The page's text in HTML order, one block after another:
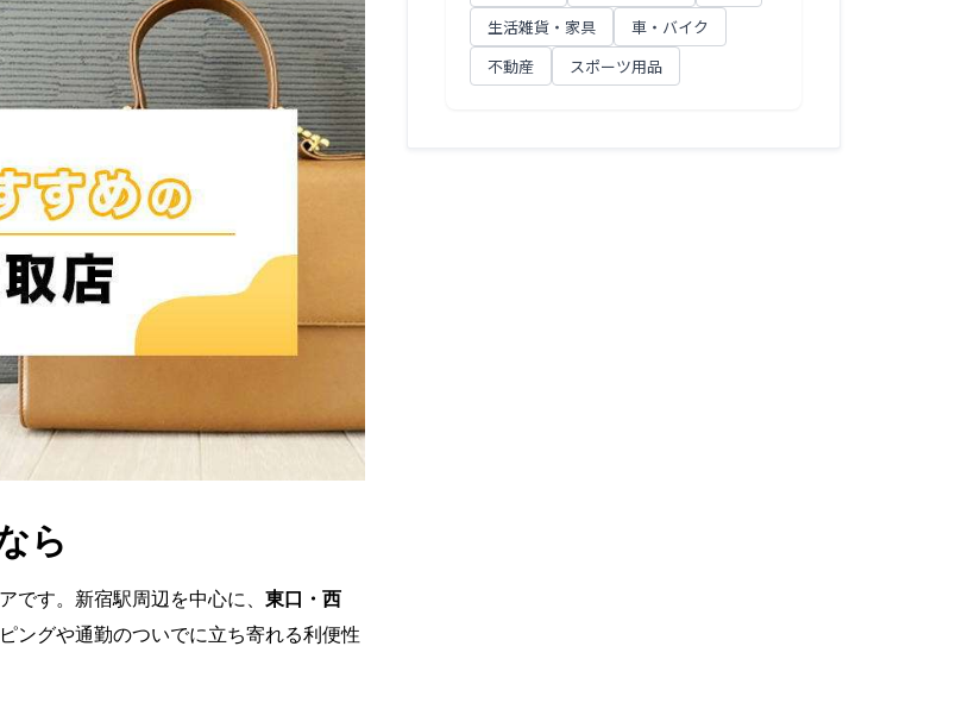
ら
です。新宿駅周辺を中心に、 東口・西
ングや通勤のついでに立ち寄れる利便性
生活雑貨・家具
車・バイク
不動産
スポーツ用品